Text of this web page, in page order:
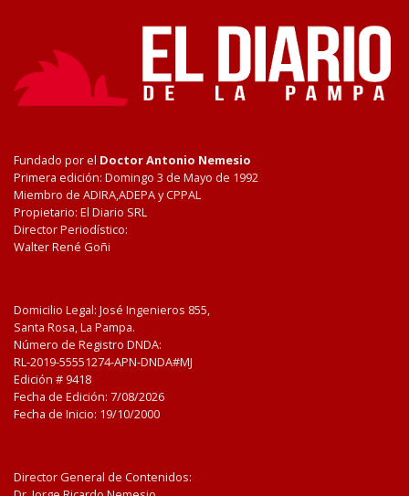
Fundado por el Doctor Antonio Nemesio
Primera edición: Domingo 3 de Mayo de 1992
Miembro de ADIRA,ADEPA y CPPAL
Propietario: El Diario SRL
Director Periodístico:
Walter René Goñi
Domicilio Legal: José Ingenieros 855,
Santa Rosa, La Pampa.
Número de Registro DNDA:
RL-2019-55551274-APN-DNDA#MJ
Edición # 9418
Fecha de Edición: 7/08/2026
Fecha de Inicio: 19/10/2000
Director General de Contenidos: